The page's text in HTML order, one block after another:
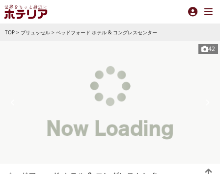
TOP > ブリュッセル > ベッドフォード ホテル & コングレスセンター
42